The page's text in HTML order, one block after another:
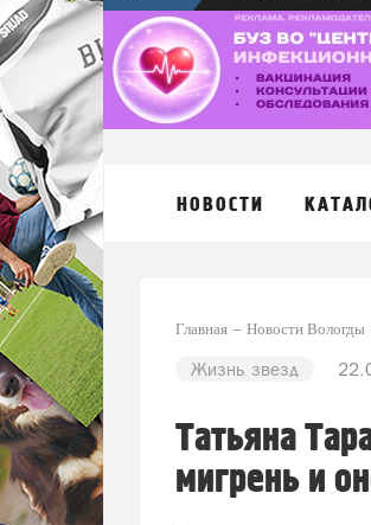
НОВОСТИ
Главная Новости Вологды
Жизнь звезд
Татьяна
мигрень и